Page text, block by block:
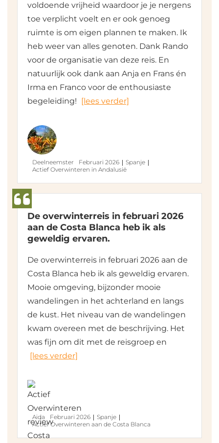
voldoende vrijheid waardoor je je nergens
toe verplicht voelt en er ook genoeg
ruimte is om eigen plannen te maken. Ik
heb weer van alles genoten. Dank Rando
voor de organisatie van deze reis. En
natuurlijk ook dank aan Anja en Frans én
Irma en Franco voor de enthousiaste
begeleiding! [lees verder]
Deelneemster Februari 2026
Spanje
Actief Overwinteren in Andalusië
De overwinterreis in februari 2026
aan de Costa Blanca heb ik als
geweldig ervaren.
De overwinterreis in februari 2026 aan de
Costa Blanca heb ik als geweldig ervaren.
Mooie omgeving, bijzonder mooie
wandelingen in het achterland en langs
de kust. Het niveau van de wandelingen
kwam overeen met de beschrijving. Het
was fijn om dit met de reisgroep en
[lees verder]
Aida Februari 2026
Spanje
Actief Overwinteren aan de Costa Blanca